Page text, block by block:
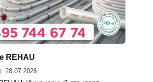
REHAU
28.07.2026